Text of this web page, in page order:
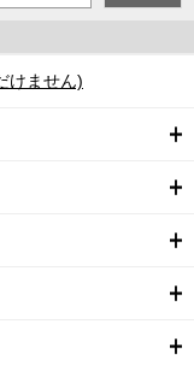
けません)